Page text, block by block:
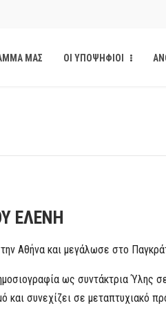
Ανοιχτής
ΜΑΣ ΟΙ ΥΠΟΨΗΦΙΟΙ
ΕΛΕΝΗ
Αθήνα και μεγάλωσε στο
ως συντάκτρια Ύλης
και συνεχίζει σε μεταπτυχιακό